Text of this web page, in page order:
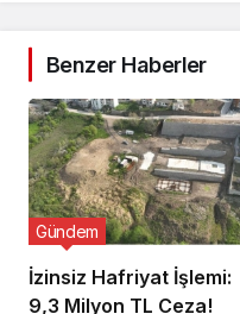
Benzer Haberler
İzinsiz Hafriyat İşlemi:
9,3 Milyon TL Ceza!
Gündem